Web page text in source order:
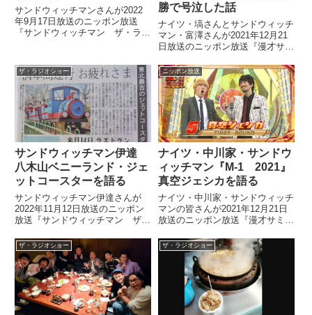
サンドウィッチマンさんが2022
年9月17日放送のニッポン放送
『サンドウィッチマン ザ・ラジ
話していました。
勝で号泣した話
ナイツ・塙さんとサンドウィッチ
マン・富澤さんが2021年12月21
日放送のニッポン放送『漫才サミ
中で、M-1グランプリ2021の錦鯉
優勝で号泣していた件について話
していました。
ザ・ラジオショー
サンドウィッチマン伊達
八木山ベニーランド・ジェ
ットコースターを語る
サンドウィッチマン伊達さんが
2022年11月12日放送のニッポン
放送『サンドウィッチマン ザ・
八木山ベニーランドについてトー
ク。11月14日にラストランとな
るジェットコースターのことなど
について話していました。
ニッポン放送
ナイツ・中川家・サンドウ
ィッチマン『M-1 2021』
真空ジェシカを語る
ナイツ・中川家・サンドウィッチ
マンの皆さんが2021年12月21日
放送のニッポン放送『漫才サミッ
で、M-1グランプリ2021を振り返
り。真空ジェシカのネタについ
て、それぞれの採点をもとに話し
ていました。
ザ・ラジオショー ザ・ラジオショー